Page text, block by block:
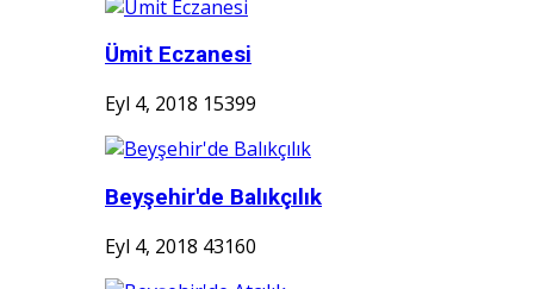
Ümit Eczanesi
Eyl 4, 2018 15399
Beyşehir'de Balıkçılık
Eyl 4, 2018 43160